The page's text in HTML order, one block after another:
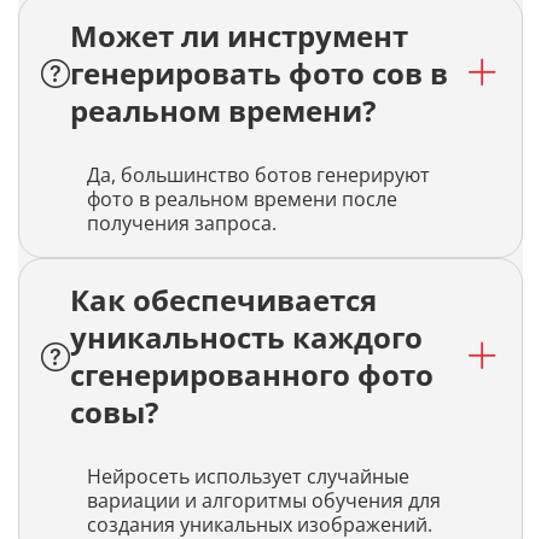
Может ли инструмент
генерировать фото сов в
реальном времени?
Да, большинство ботов генерируют
фото в реальном времени после
получения запроса.
Как обеспечивается
уникальность каждого
сгенерированного фото
совы?
Нейросеть использует случайные
вариации и алгоритмы обучения для
создания уникальных изображений.